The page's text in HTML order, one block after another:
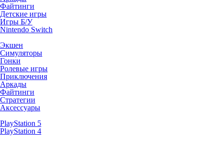
Файтинги
Детские игры
Игры Б/У
Nintendo Switch
Экшен
Симуляторы
Гонки
Ролевые игры
Приключения
Аркады
Файтинги
Стратегии
Аксессуары
PlayStation 5
PlayStation 4